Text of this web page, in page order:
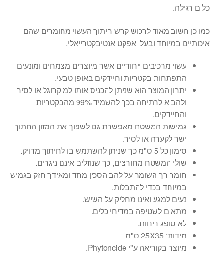
כלים רגילה.
כמו כן חשוב מאוד לרכוש קרש חיתוך העשוי מחומרים שהם
איכותיים במיוחד ובעלי אפקט אנטיבקטרייאלי.
עשוי מרכיבים ייחודיים אשר מיוצרים מצמחים ומונעים
התפתחות בקטריות וחיידקים באופן טבעי.
יתרון המוצר הוא שניתן להכניס אותו למיקרוגל או לסיר
ולהביא לרתיחה בכך להשמיד 99% מהבקטריות
והחיידקים.
גמישות המשטח מאפשרת גם לשפוך את המזון החתוך
ישר לקערה או לסיר.
סימון כל 5 ס"מ כך שניתן להשתמש בו לחיתוך מדויק.
שולי המשטח מחורצים, כך שנוזלים אינם ניגרים.
חומר רך השומר על להב הסכין מחד ומאידך חזק בגמיש
במיוחד בכדי להתבלות.
נעים למגע ואינו מחליק על השיש.
מתאים לשטיפה במדיחי כלים.
לא סופג ריחות.
מידות: 25X35 ס"מ.
מיוצר בקוריאה ע"י Phytoncide.